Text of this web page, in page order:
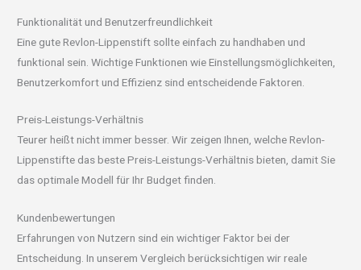
Funktionalität und Benutzerfreundlichkeit
Eine gute Revlon-Lippenstift sollte einfach zu handhaben und
funktional sein. Wichtige Funktionen wie Einstellungsmöglichkeiten,
Benutzerkomfort und Effizienz sind entscheidende Faktoren.
Preis-Leistungs-Verhältnis
Teurer heißt nicht immer besser. Wir zeigen Ihnen, welche Revlon-
Lippenstifte das beste Preis-Leistungs-Verhältnis bieten, damit Sie
das optimale Modell für Ihr Budget finden.
Kundenbewertungen
Erfahrungen von Nutzern sind ein wichtiger Faktor bei der
Entscheidung. In unserem Vergleich berücksichtigen wir reale